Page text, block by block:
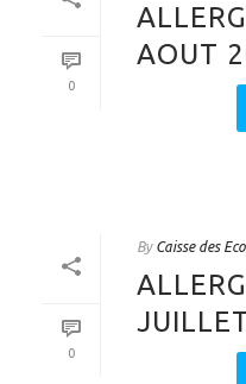
0
AOUT
0
By Caisse des